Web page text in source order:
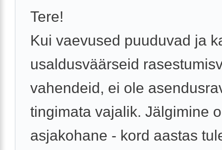
Tere!
Kui vaevused puuduvad ja
usaldusväärseid
vahendeid, ei ole
tingimata vajalik. Jälgimine
asjakohane - kord aastas